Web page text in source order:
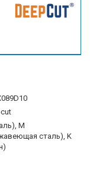
M
сталь), K